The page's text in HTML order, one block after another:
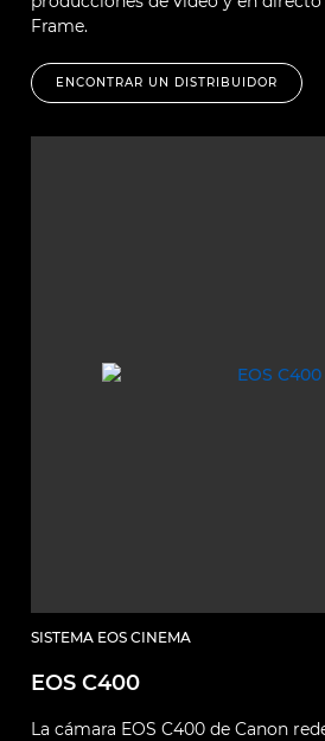
Frame.
ENCONTRAR UN DISTRIBUIDOR
SISTEMA EOS CINEMA
EOS C400
La cámara EOS C400 de Canon